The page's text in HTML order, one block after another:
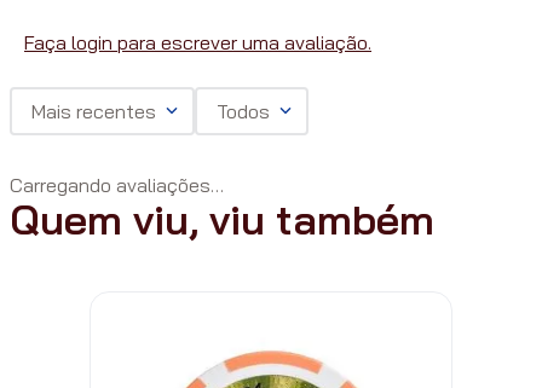
Faça login para escrever uma avaliação.
Mais recentes Todos
Carregando avaliações…
Quem viu, viu também